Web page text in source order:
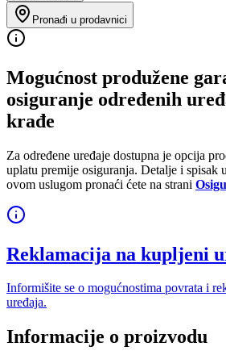
Pronađi u prodavnici
Mogućnost produžene
osiguranje određenih
krađe
Za određene uređaje dostupna je opcija
uplatu premije osiguranja. Detalje i spisak
ovom uslugom pronaći ćete na strani
Reklamacija na kupljeni
Informišite se o mogućnostima povrata i
uređaja.
Informacije o proizvodu